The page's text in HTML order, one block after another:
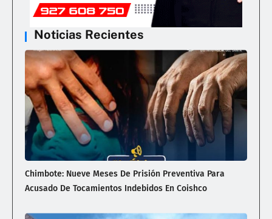
Noticias Recientes
Chimbote: Nueve Meses De Prisión Preventiva Para
Acusado De Tocamientos Indebidos En Coishco